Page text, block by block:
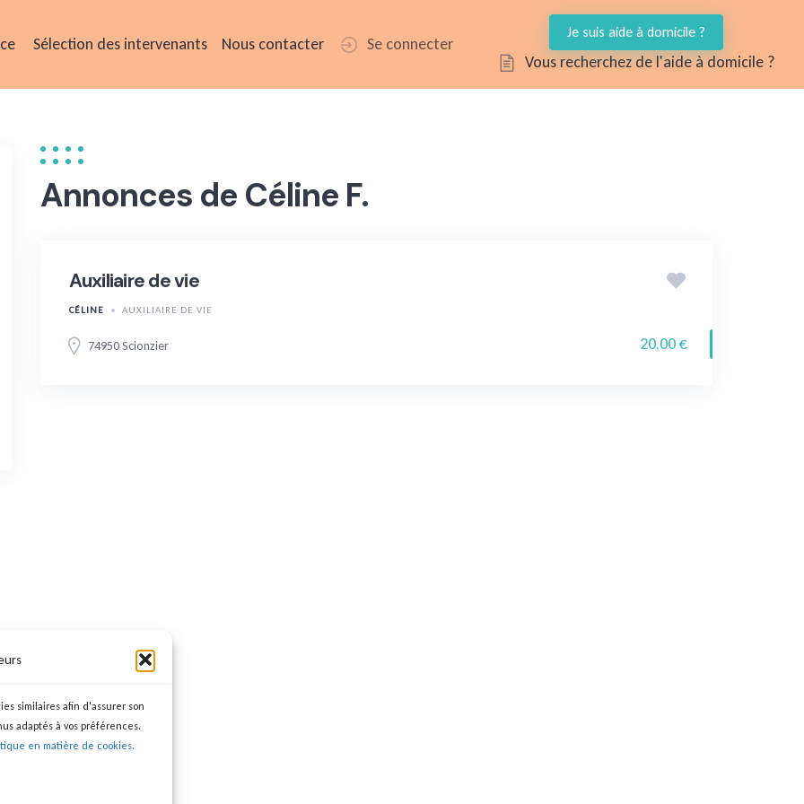
similaires afin d'assurer son
adaptés à vos préférences.
en matière de cookies.
Sélection des intervenants Nous contacter Se connecter
Je suis aide à domicile ?
Vous recherchez de l'aide à domicile ?
Annonces de Céline F.
Auxiliaire de vie
CÉLINE AUXILIAIRE DE VIE
74950 Scionzier 20,00 €